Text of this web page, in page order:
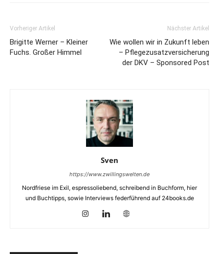
Vorheriger Artikel
Brigitte Werner – Kleiner
Fuchs. Großer Himmel
Nächster Artikel
Wie wollen wir in Zukunft leben
– Pflegezusatzversicherung
der DKV – Sponsored Post
Sven
https://www.zwillingswelten.de
Nordfriese im Exil, espressoliebend, schreibend in Buchform, hier
und Buchtipps, sowie Interviews federführend auf 24books.de